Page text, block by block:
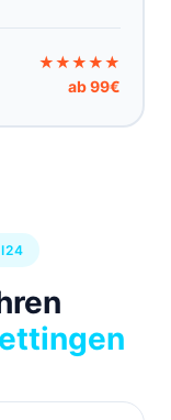
★★★★★
ab 99€